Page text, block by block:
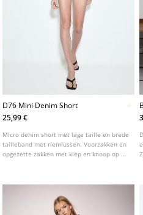
D76 Mini Denim Short
25,99 €
Micro denim short met lage taille en brede
tailleband met riemlussen. Voorzakken en
opgezette zakken met klep en knoop op de
diverse kleuren.